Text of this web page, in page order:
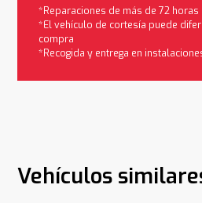
*Reparaciones de más de 72
*El vehículo de cortesía puede
compra
*Recogida y entrega en
Vehículos